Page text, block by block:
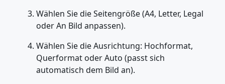
Wählen Sie die Seitengröße (A4, Letter, Legal
oder An Bild anpassen).
Wählen Sie die Ausrichtung: Hochformat,
Querformat oder Auto (passt sich
automatisch dem Bild an).